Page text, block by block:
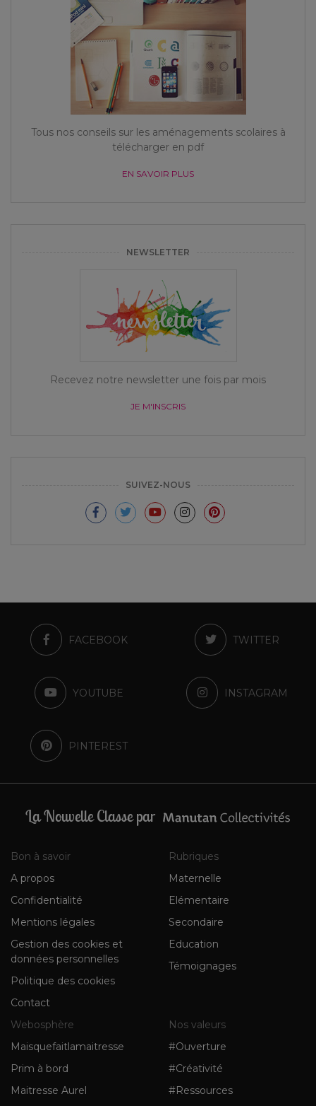
Tous nos conseils sur les aménagements scolaires à
télécharger en pdf
EN SAVOIR PLUS
NEWSLETTER
Recevez notre newsletter une fois par mois
JE M'INSCRIS
SUIVEZ-NOUS
FACEBOOK TWITTER
YOUTUBE INSTAGRAM
PINTEREST
La Nouvelle Classe par
Bon à savoir
A propos
Confidentialité
Mentions légales
Gestion des cookies et
données personnelles
Politique des cookies
Contact
Rubriques
Maternelle
Elémentaire
Secondaire
Education
Témoignages
Webosphère
Maisquefaitlamaitresse
Prim à bord
Maitresse Aurel
Nos valeurs
#Ouverture
#Créativité
#Ressources